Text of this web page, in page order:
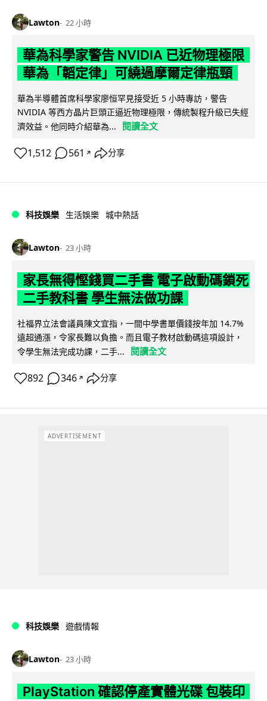
Lawton 22 小時
華為科學家警告 NVIDIA 已近物理極限
華為「韜定律」可繞過摩爾定律瓶頸
華為半導體首席科學家廖恒罕見接受近 5 小時專訪，警告
NVIDIA 等西方晶片巨頭正逼近物理極限，傳統製程升級已失經
濟效益。他同時介紹華為...
閱讀全文
1,512 561 ↗ 分享
科技娛樂 生活娛樂 城中熱話
Lawton 23 小時
家長無得慳錢買二手書 電子啟動碼鎖死
二手教科書 學生無法做功課
社福界立法會議員陳文宜指，一間中學書單價錢按年加 14.7%
遠超通漲，令家長難以負擔。而且電子教材啟動碼這項設計，
令學生無法完成功課，二手...
閱讀全文
892 346 ↗ 分享
ADVERTISEMENT
科技娛樂 遊戲情報
Lawton 23 小時
PlayStation 確認停產實體光碟 包裝印